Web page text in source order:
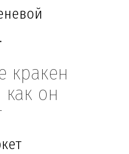
кракен
как он